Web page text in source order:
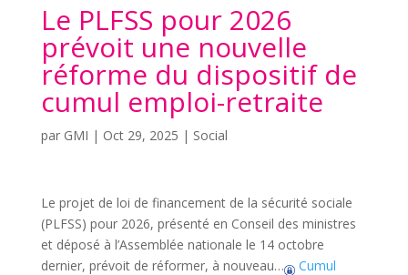
Le PLFSS pour 2026
prévoit une nouvelle
réforme du dispositif de
cumul emploi-retraite
par GMI | Oct 29, 2025 | Social
Le projet de loi de financement de la sécurité sociale
(PLFSS) pour 2026, présenté en Conseil des ministres
et déposé à l’Assemblée nationale le 14 octobre
dernier, prévoit de réformer, à nouveau…
Cumul